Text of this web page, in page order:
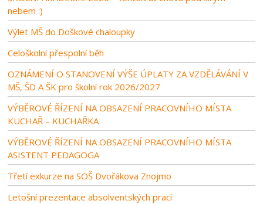
nebem :)
Výlet MŠ do Doškové chaloupky
Celoškolní přespolní běh
OZNÁMENÍ O STANOVENÍ VÝŠE ÚPLATY ZA VZDĚLÁVÁNÍ V
MŠ, ŠD A ŠK pro školní rok 2026/2027
VÝBĚROVÉ ŘÍZENÍ NA OBSAZENÍ PRACOVNÍHO MÍSTA
KUCHAŘ – KUCHAŘKA
VÝBĚROVÉ ŘÍZENÍ NA OBSAZENÍ PRACOVNÍHO MÍSTA
ASISTENT PEDAGOGA
Třetí exkurze na SOŠ Dvořákova Znojmo
Letošní prezentace absolventských prací